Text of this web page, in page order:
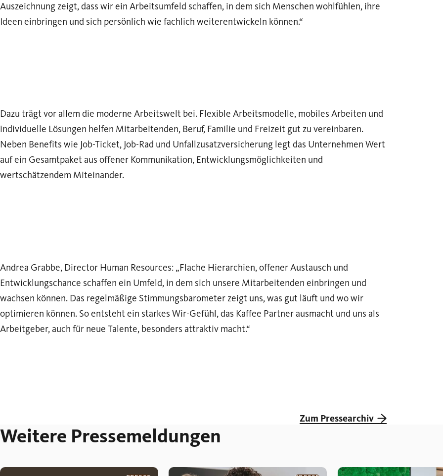
Auszeichnung zeigt, dass wir ein Arbeitsumfeld schaffen, in dem sich Menschen wohlfühlen, ihre
Ideen einbringen und sich persönlich wie fachlich weiterentwickeln können.“
Dazu trägt vor allem die moderne Arbeitswelt bei. Flexible Arbeitsmodelle, mobiles Arbeiten und
individuelle Lösungen helfen Mitarbeitenden, Beruf, Familie und Freizeit gut zu vereinbaren.
Neben Benefits wie Job-Ticket, Job-Rad und Unfallzusatzversicherung legt das Unternehmen Wert
auf ein Gesamtpaket aus offener Kommunikation, Entwicklungsmöglichkeiten und
wertschätzendem Miteinander.
Andrea Grabbe, Director Human Resources: „Flache Hierarchien, offener Austausch und
Entwicklungschance schaffen ein Umfeld, in dem sich unsere Mitarbeitenden einbringen und
wachsen können. Das regelmäßige Stimmungsbarometer zeigt uns, was gut läuft und wo wir
optimieren können. So entsteht ein starkes Wir-Gefühl, das Kaffee Partner ausmacht und uns als
Arbeitgeber, auch für neue Talente, besonders attraktiv macht.“
Zum Pressearchiv
Weitere Pressemeldungen